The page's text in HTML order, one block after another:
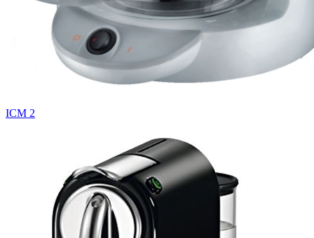
ICM 2